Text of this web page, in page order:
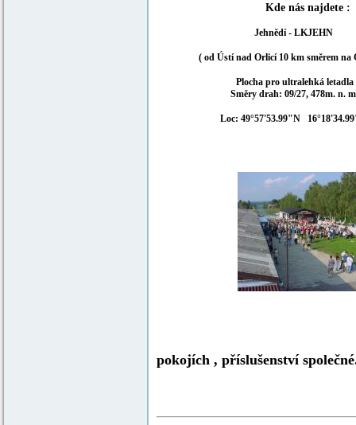
Kde nás najdete :
Jehnědí - LKJEHN
( od Ústí nad Orlicí 10 km směrem na
Plocha pro ultralehká letadla
Směry drah: 09/27, 478m. n. m
Loc: 49°57'53.99"N
pokojích , příslušenství